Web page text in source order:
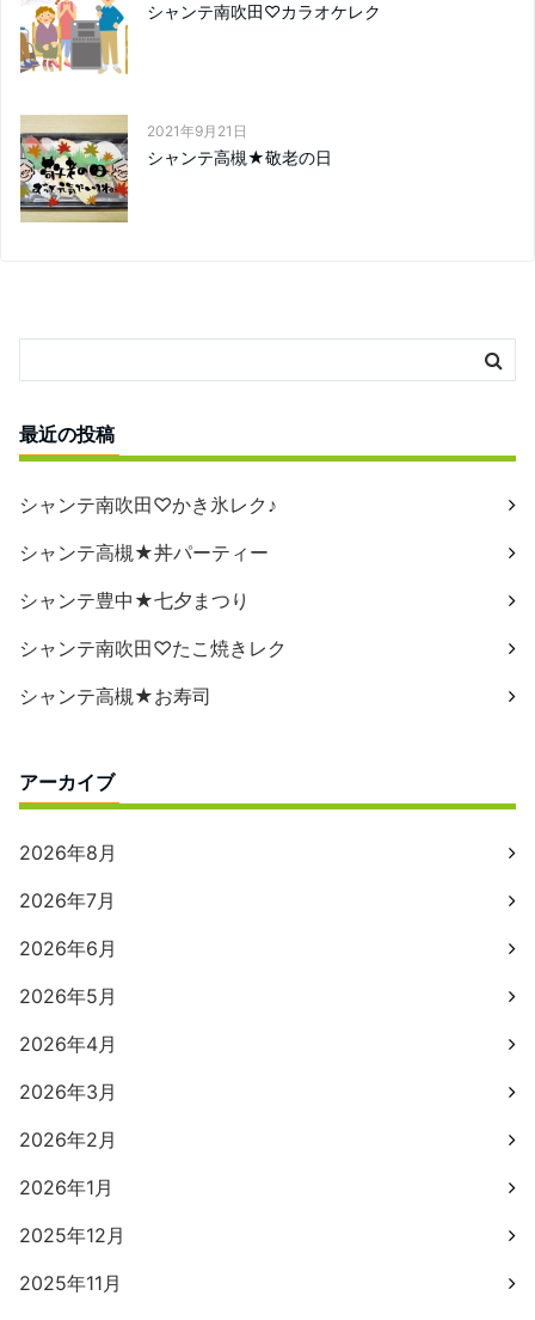
シャンテ南吹田♡カラオケレク
2021年9月21日
シャンテ高槻★敬老の日
最近の投稿
シャンテ南吹田♡かき氷レク♪
シャンテ高槻★丼パーティー
シャンテ豊中★七夕まつり
シャンテ南吹田♡たこ焼きレク
シャンテ高槻★お寿司
アーカイブ
2026年8月
2026年7月
2026年6月
2026年5月
2026年4月
2026年3月
2026年2月
2026年1月
2025年12月
2025年11月